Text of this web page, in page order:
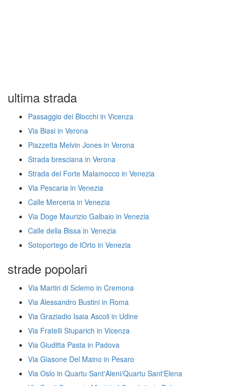
ultima strada
Passaggio dei Blocchi in Vicenza
Via Biasi in Verona
Piazzetta Melvin Jones in Verona
Strada bresciana in Verona
Strada del Forte Malamocco in Venezia
Via Pescaria in Venezia
Calle Merceria in Venezia
Via Doge Maurizio Galbaio in Venezia
Calle della Bissa in Venezia
Sotoportego de lOrto in Venezia
strade popolari
Via Martiri di Sclemo in Cremona
Via Alessandro Bustini in Roma
Via Graziadio Isaia Ascoli in Udine
Via Fratelli Stuparich in Vicenza
Via Giuditta Pasta in Padova
Via Giasone Del Maino in Pesaro
Via Oslo in Quartu Sant'Aleni/Quartu Sant'Elena